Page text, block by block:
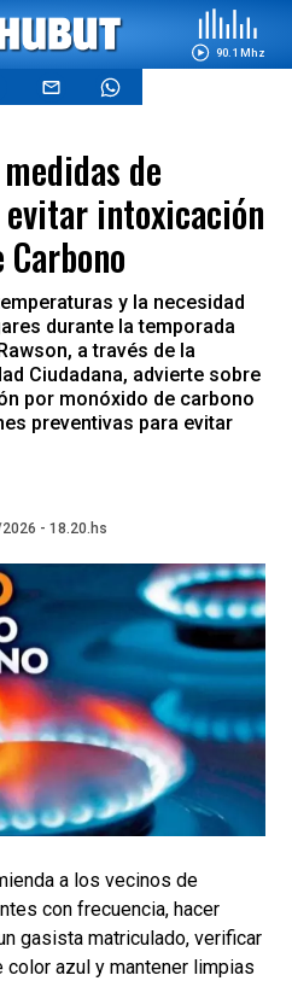
90.1 Mhz
de
intoxicación
y la necesidad
durante la temporada
a través de la
Ciudadana, advierte sobre
por monóxido de carbono
preventivas para evitar
- 18.20.hs
a los vecinos de
con frecuencia, hacer
gasista matriculado, verificar
azul y mantener limpias